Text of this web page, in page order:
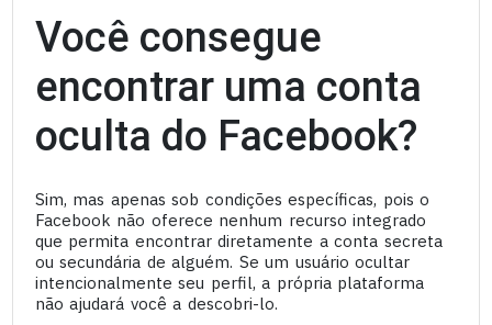
Você consegue
encontrar uma conta
oculta do Facebook?
Sim, mas apenas sob condições específicas, pois o
Facebook não oferece nenhum recurso integrado
que permita encontrar diretamente a conta secreta
ou secundária de alguém. Se um usuário ocultar
intencionalmente seu perfil, a própria plataforma
não ajudará você a descobri-lo.